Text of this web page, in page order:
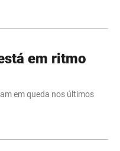
em ritmo
em queda nos últimos